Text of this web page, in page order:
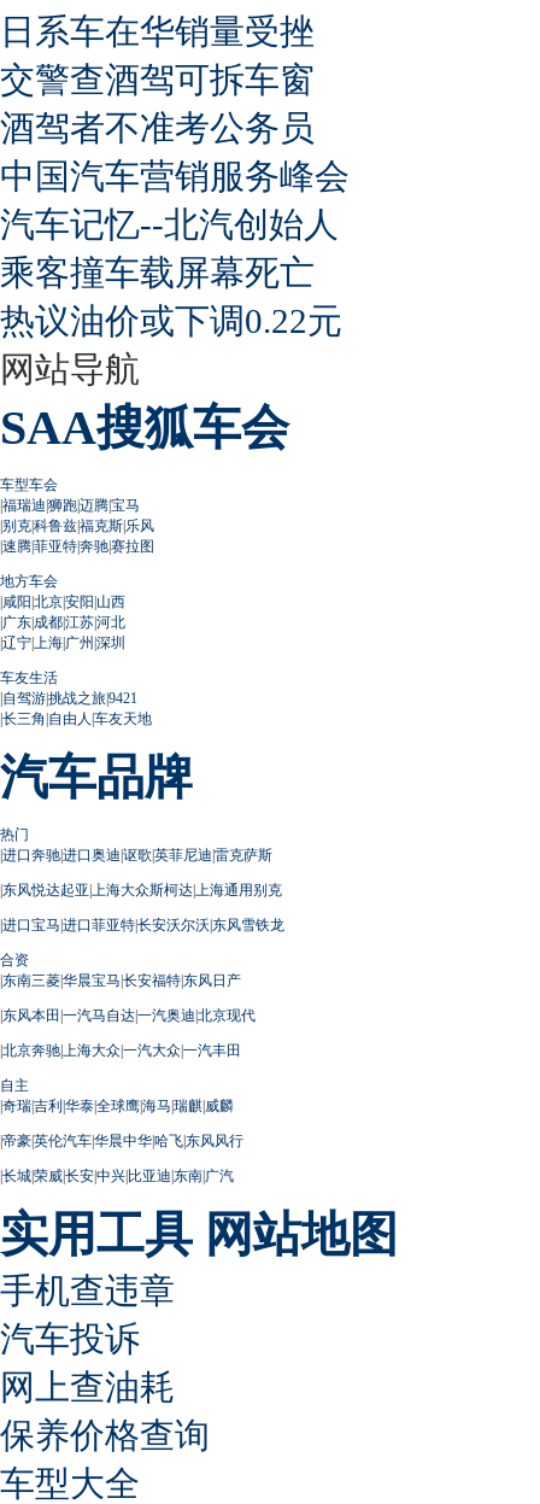
日系车在华销量受挫
交警查酒驾可拆车窗
酒驾者不准考公务员
中国汽车营销服务峰会
汽车记忆--北汽创始人
乘客撞车载屏幕死亡
热议油价或下调0.22元
网站导航
SAA搜狐车会
车型车会
|福瑞迪|狮跑|迈腾|宝马
|别克|科鲁兹|福克斯|乐风
|速腾|菲亚特|奔驰|赛拉图
地方车会
|咸阳|北京|安阳|山西
|广东|成都|江苏|河北
|辽宁| 上海|广州 |深圳
车友生活
|自驾游|挑战之旅|9421
|长三角 |自由人 |车友天地
汽车品牌
热门
|进口奔驰|进口奥迪|讴歌|英菲尼迪|雷克萨斯
|东风悦达起亚| 上海大众斯柯达| 上海通用别克
|进口宝马|进口菲亚特|长安沃尔沃|东风雪铁龙
合资
|东南三菱|华晨宝马|长安福特|东风日产
|东风本田 |一汽马自达|一汽奥迪|北京现代
|北京奔驰| 上海大众|一汽大众|一汽丰田
自主
|奇瑞|吉利|华泰|全球鹰|海马|瑞麒|威麟
|帝豪|英伦汽车|华晨中华|哈飞|东风风行
|长城|荣威|长安|中兴|比亚迪|东南|广汽
实用工具 网站地图
手机查违章
汽车投诉
网上查油耗
保养价格查询
车型大全